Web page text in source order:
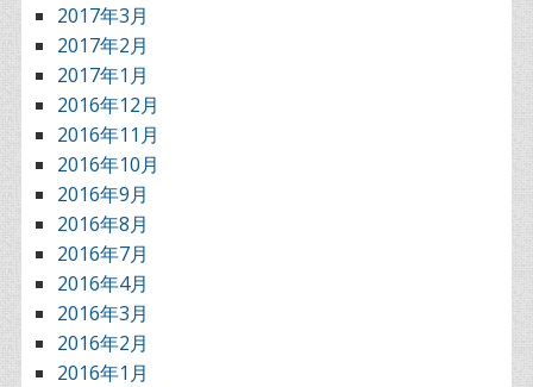
2017年3月
2017年2月
2017年1月
2016年12月
2016年11月
2016年10月
2016年9月
2016年8月
2016年7月
2016年4月
2016年3月
2016年2月
2016年1月